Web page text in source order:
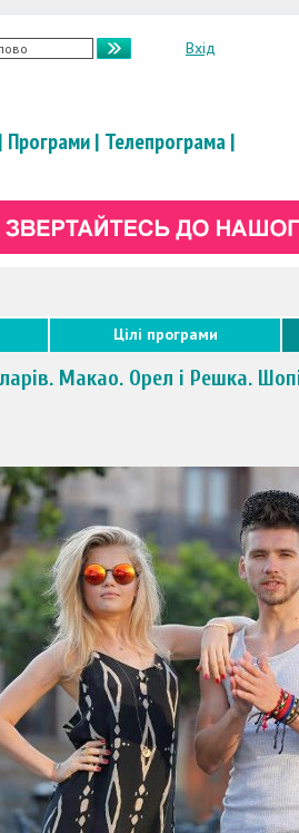
Вхід
| Програми| Телепрограма|
Цілі програми
Макао. Орел і Решка.